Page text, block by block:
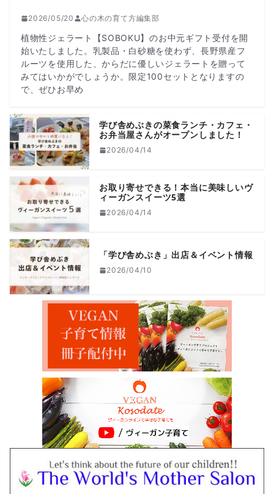
2026/05/20 心の木の育て方編集部
植物性ジェラート【SOBOKU】のお中元ギフト受付を開
始いたしました。乳製品・白砂糖を使わず、長野県産フ
ルーツを使用した、からだに優しいジェラートを贈って
みてはいかがでしょうか。限定100セットとなりますの
で、ぜひお早め
学び舎めぶきの菜食ランチ・カフェ・
お弁当屋さんがオープンしました！
2026/04/14
お取り寄せできる！本当に美味しいヴ
ィーガンスイーツ5選
2026/04/14
「学び舎めぶき」出店＆イベント情報
2026/04/10